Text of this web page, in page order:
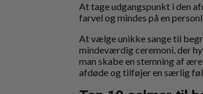
At tage udgangspunkt i den
farvel og mindes på en
At vælge unikke sange til
mindeværdig ceremoni, der
man skabe en stemning af
afdøde og tilføjer en særlig